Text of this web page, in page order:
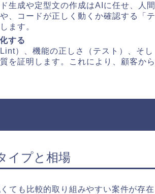
生成や定型文の作成はAIに任せ、人間
、コードが正しく動くか確認する「テ
ます。
する
）、機能の正しさ（テスト）、そし
を証明します。これにより、顧客から
イプと相場
ても比較的取り組みやすい案件が存在